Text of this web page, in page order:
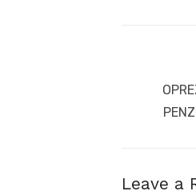
post:
Leave a